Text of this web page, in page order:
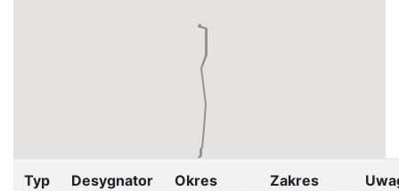
Typ Desygnator
Okres
Zakres